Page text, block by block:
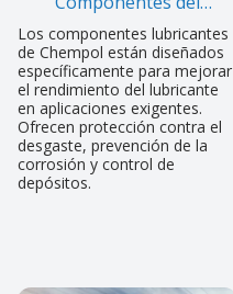
lubricante
Los componentes lubricantes
de Chempol están diseñados
específicamente para mejorar
el rendimiento del lubricante
en aplicaciones exigentes.
Ofrecen protección contra el
desgaste, prevención de la
corrosión y control de
depósitos.